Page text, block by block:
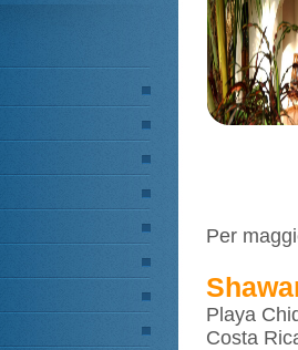
Per
Playa
Costa